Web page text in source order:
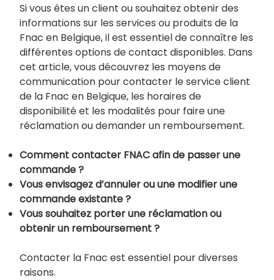
Si vous êtes un client ou souhaitez obtenir des
informations sur les services ou produits de la
Fnac en Belgique, il est essentiel de connaître les
différentes options de contact disponibles. Dans
cet article, vous découvrez les moyens de
communication pour contacter le service client
de la Fnac en Belgique, les horaires de
disponibilité et les modalités pour faire une
réclamation ou demander un remboursement.
Comment contacter FNAC afin de passer une
commande ?
Vous envisagez d’annuler ou une modifier une
commande existante ?
Vous souhaitez porter une réclamation ou
obtenir un remboursement ?
Contacter la Fnac est essentiel pour diverses
raisons.